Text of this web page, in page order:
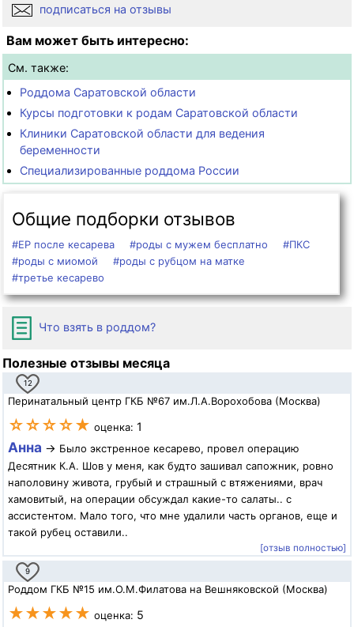
подписаться на отзывы
Вам может быть интересно:
См. также:
Роддома Саратовской области
Курсы подготовки к родам Саратовской области
Клиники Саратовской области для ведения
беременности
Специализированные роддома России
Общие подборки отзывов
#ЕР после кесарева #роды с мужем бесплатно
#ПКС
#роды с миомой
#роды с рубцом на матке
#третье кесарево
Что взять в роддом?
Полезные отзывы месяца
12
Перинатальный центр ГКБ №67 им.Л.А.Ворохобова (Москва)
☆☆☆☆★ оценка: 1
Анна → Было экстренное кесарево, провел операцию
Десятник К.А. Шов у меня, как будто зашивал сапожник, ровно
наполовину живота, грубый и страшный с втяжениями, врач
хамовитый, на операции обсуждал какие-то салаты.. с
ассистентом. Мало того, что мне удалили часть органов, еще и
такой рубец оставили..
[отзыв полностью]
9
Роддом ГКБ №15 им.О.М.Филатова на Вешняковской (Москва)
★★★★★ оценка: 5